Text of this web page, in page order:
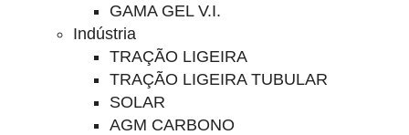
GAMA GEL V.I.
Indústria
TRAÇÃO LIGEIRA
TRAÇÃO LIGEIRA TUBULAR
SOLAR
AGM CARBONO